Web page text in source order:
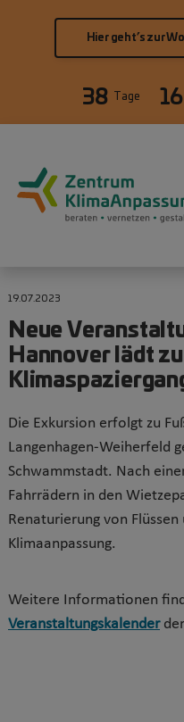
Hier geht’s zur
38 Tage 16
19.07.2023
Neue
Hannover lädt
Die Exkursion erfolgt zu
Langenhagen-Weiherfeld
Schwammstadt. Nach
Fahrrädern in den
Renaturierung von
Klimaanpassung.
Weitere Informationen
Veranstaltungskalenderder